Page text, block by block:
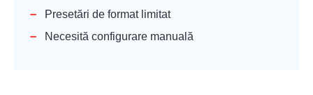
Presetări de format limitat
Necesită configurare manuală